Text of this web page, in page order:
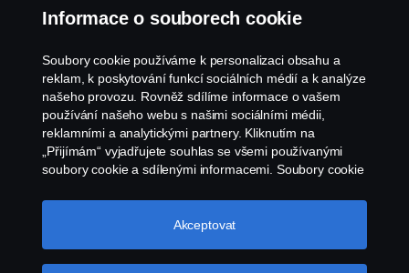
Všeobecné obchodní podmínky
Oznámení porušení předpisů
Zásady Cookies
Nastavení Cookie
Informace o souborech cookie
Soubory cookie používáme k personalizaci obsahu a
reklam, k poskytování funkcí sociálních médií a k analýze
našeho provozu. Rovněž sdílíme informace o vašem
používání našeho webu s našimi sociálními médii,
reklamními a analytickými partnery. Kliknutím na
„Přijímám“ vyjadřujete souhlas se všemi používanými
soubory cookie a sdílenými informacemi. Soubory cookie
cookie“ a výběrem kategorií, které chcete přijmout.
Podrobnější vysvětlení toho, jak používáme soubory
Akceptovat